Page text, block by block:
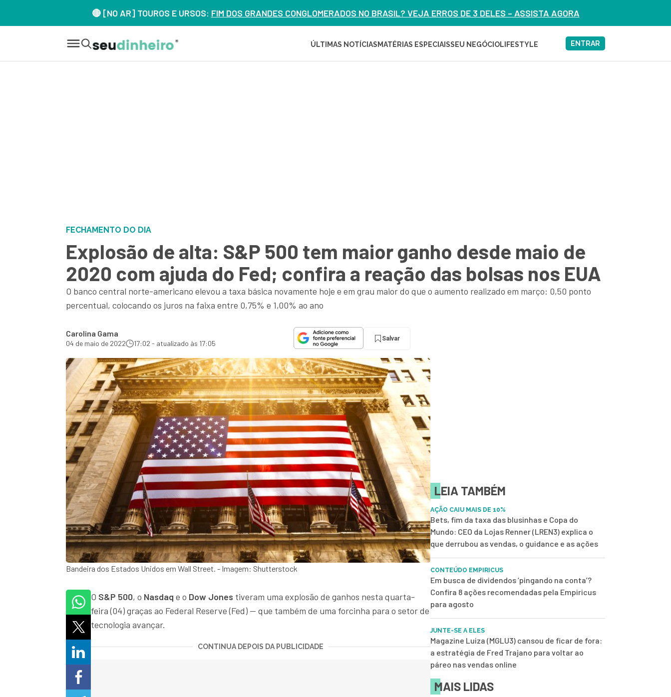
🔴 [NO AR] TOUROS E URSOS: FIM DOS GRANDES CONGLOMERADOS NO BRASIL? VEJA ERROS DE 3 DELES – ASSISTA AGORA
ÚLTIMAS NOTÍCIAS MATÉRIAS ESPECIAISSEU NEGÓCIOLIFESTYLE ENTRAR
FECHAMENTO DO DIA
Explosão de alta: S&P 500 tem maior ganho desde maio de
2020 com ajuda do Fed; confira a reação das bolsas nos EUA
O banco central norte-americano elevou a taxa básica novamente hoje e em grau maior do que o aumento realizado em março: 0,50 ponto
percentual, colocando os juros na faixa entre 0,75% e 1,00% ao ano
Carolina Gama
04 de maio de 2022 17:02 - atualizado às 17:05
Salvar
Bandeira dos Estados Unidos em Wall Street. - Imagem: Shutterstock
O S&P 500, o Nasdaq e o Dow Jones tiveram uma explosão de ganhos nesta quarta-
feira (04) graças ao Federal Reserve (Fed) — que também de uma forcinha para o setor de
tecnologia avançar.
CONTINUA DEPOIS DA PUBLICIDADE
LEIA TAMBÉM
AÇÃO CAIU MAIS DE 10%
Bets, fim da taxa das blusinhas e Copa do
Mundo: CEO da Lojas Renner (LREN3) explica o
que derrubou as vendas, o guidance e as ações
CONTEÚDO EMPIRICUS
Em busca de dividendos ‘pingando na conta’?
Confira 8 ações recomendadas pela Empiricus
para agosto
JUNTE-SE A ELES
Magazine Luiza (MGLU3) cansou de ficar de fora:
a estratégia de Fred Trajano para voltar ao
páreo nas vendas online
MAIS LIDAS